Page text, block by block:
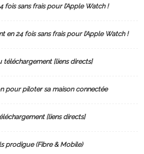
fois sans frais pour l’Apple Watch !
en 24 fois sans frais pour l’Apple Watch !
téléchargement [liens directs]
pour piloter sa maison connectée
[liens directs]
prodigue (Fibre & Mobile)